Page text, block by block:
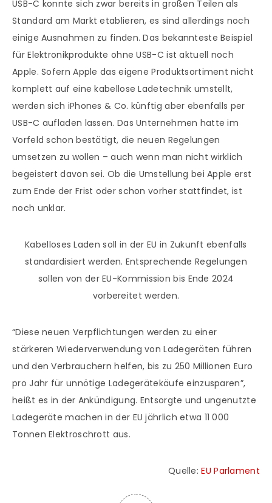
USB-C konnte sich zwar bereits in großen Teilen als
Standard am Markt etablieren, es sind allerdings noch
einige Ausnahmen zu finden. Das bekannteste Beispiel
für Elektronikprodukte ohne USB-C ist aktuell noch
Apple. Sofern Apple das eigene Produktsortiment nicht
komplett auf eine kabellose Ladetechnik umstellt,
werden sich iPhones & Co. künftig aber ebenfalls per
USB-C aufladen lassen. Das Unternehmen hatte im
Vorfeld schon bestätigt, die neuen Regelungen
umsetzen zu wollen – auch wenn man nicht wirklich
begeistert davon sei. Ob die Umstellung bei Apple erst
zum Ende der Frist oder schon vorher stattfindet, ist
noch unklar.
Kabelloses Laden soll in der EU in Zukunft ebenfalls
standardisiert werden. Entsprechende Regelungen
sollen von der EU-Kommission bis Ende 2024
vorbereitet werden.
“Diese neuen Verpflichtungen werden zu einer
stärkeren Wiederverwendung von Ladegeräten führen
und den Verbrauchern helfen, bis zu 250 Millionen Euro
pro Jahr für unnötige Ladegerätekäufe einzusparen”,
heißt es in der Ankündigung. Entsorgte und ungenutzte
Ladegeräte machen in der EU jährlich etwa 11 000
Tonnen Elektroschrott aus.
Quelle:EU Parlament